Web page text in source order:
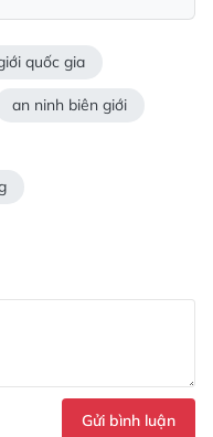
quốc gia
an ninh biên giới
Gửi bình luận